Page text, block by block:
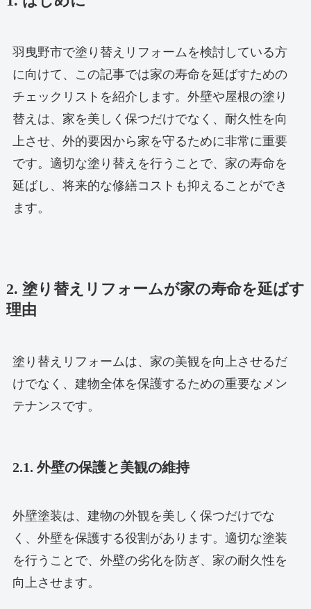
羽曳野市で塗り替えリフォームを検討している方
に向けて、この記事では家の寿命を延ばすための
チェックリストを紹介します。外壁や屋根の塗り
替えは、家を美しく保つだけでなく、耐久性を向
上させ、外的要因から家を守るために非常に重要
です。適切な塗り替えを行うことで、家の寿命を
延ばし、将来的な修繕コストも抑えることができ
ます。
2. 塗り替えリフォームが家の寿命を延ばす
理由
塗り替えリフォームは、家の美観を向上させるだ
けでなく、建物全体を保護するための重要なメン
テナンスです。
2.1. 外壁の保護と美観の維持
外壁塗装は、建物の外観を美しく保つだけでな
く、外壁を保護する役割があります。適切な塗装
を行うことで、外壁の劣化を防ぎ、家の耐久性を
向上させます。